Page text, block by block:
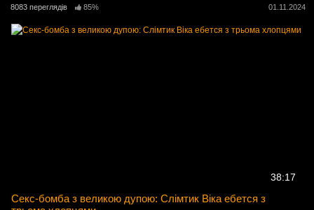
8083 переглядів 85% 01.11.2024
38:17
Секс-бомба з великою дупою: Слімтик Віка ебется з